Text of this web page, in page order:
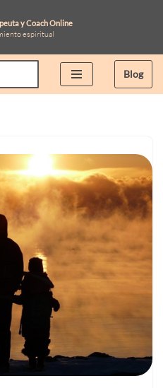
y Coach Online
espiritual
Blog